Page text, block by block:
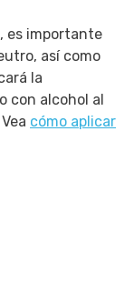
es importante
así como
la
con alcohol al
cómo aplicar